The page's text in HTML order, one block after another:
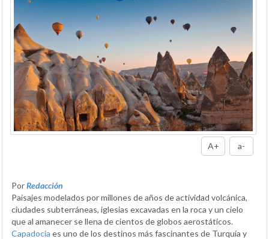
A+ a-
PorRedacción
Paisajes modelados por millones de años de actividad volcánica,
ciudades subterráneas, iglesias excavadas en la roca y un cielo
que al amanecer se llena de cientos de globos aerostáticos.
Capadocia es uno de los destinos más fascinantes de Turquía y